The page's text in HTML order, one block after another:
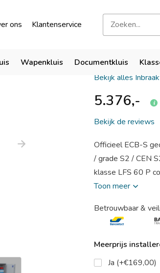
ons Klantenservice
Wapenkluis Documentkluis
Bezoek onze showroom
Salvus
Bekijk alles
5.376,-
Bekijk de reviews
Officieel ECB-S
/ grade S2 / CEN
klasse LFS 60 P
Toon meer
Betrouwbaar &
Meerprijs
Ja (+€169,00)